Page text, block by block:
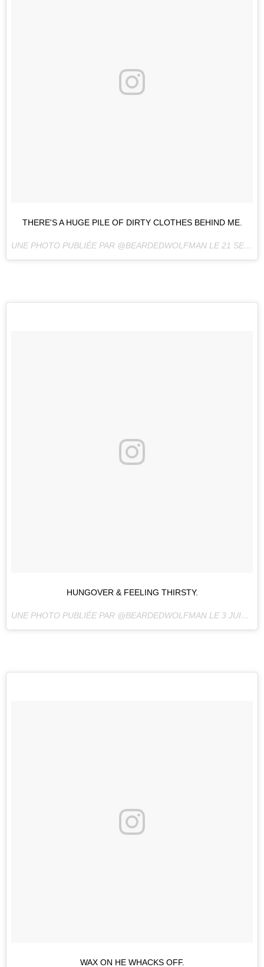
THERE'S A HUGE PILE OF DIRTY CLOTHES BEHIND ME.
UNE PHOTO PUBLIÉE PAR @BEARDEDWOLFMAN LE 21 SEPT. 2016 À 9H35 PDT
HUNGOVER & FEELING THIRSTY.
UNE PHOTO PUBLIÉE PAR @BEARDEDWOLFMAN LE 3 JUIL. 2016 À 11H37 PDT
WAX ON HE WHACKS OFF.